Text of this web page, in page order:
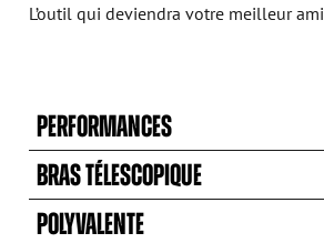
L’outil qui deviendra votre meilleur ami
PERFORMANCES
BRAS TÉLESCOPIQUE
POLYVALENTE